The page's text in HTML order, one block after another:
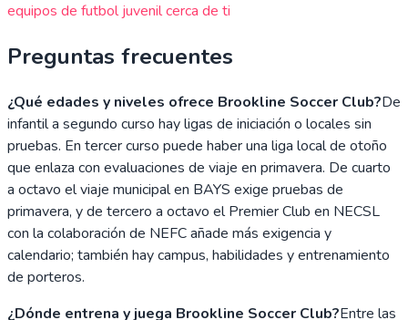
equipos de futbol juvenil cerca de ti
Preguntas frecuentes
¿Qué edades y niveles ofrece Brookline Soccer Club?De
infantil a segundo curso hay ligas de iniciación o locales sin
pruebas. En tercer curso puede haber una liga local de otoño
que enlaza con evaluaciones de viaje en primavera. De cuarto
a octavo el viaje municipal en BAYS exige pruebas de
primavera, y de tercero a octavo el Premier Club en NECSL
con la colaboración de NEFC añade más exigencia y
calendario; también hay campus, habilidades y entrenamiento
de porteros.
¿Dónde entrena y juega Brookline Soccer Club?Entre las